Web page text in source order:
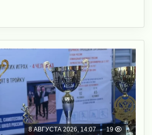
8 АВГУСТА 2026, 14:07 19